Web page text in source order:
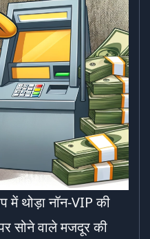
में थोड़ा नॉन-VIP की
सोने वाले मजदूर की